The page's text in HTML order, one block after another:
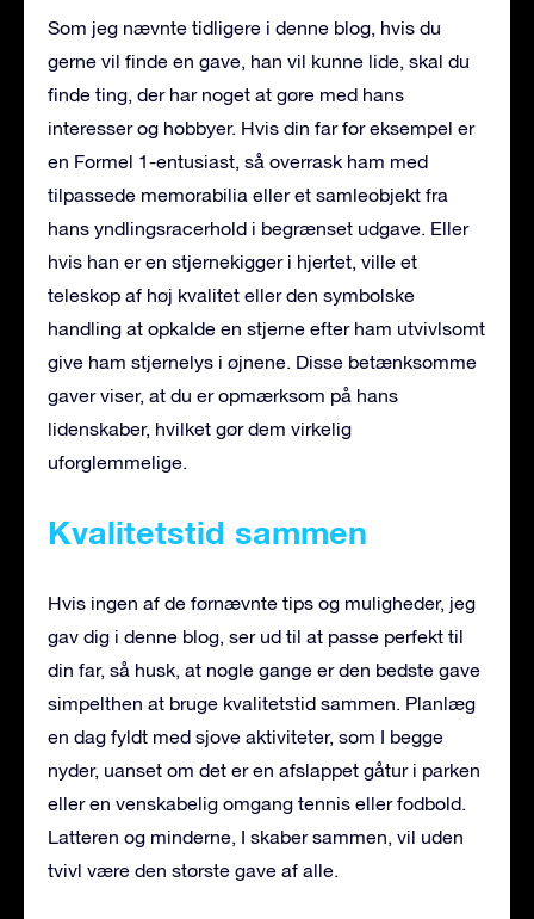
Som jeg nævnte tidligere i denne blog, hvis du
gerne vil finde en gave, han vil kunne lide, skal du
finde ting, der har noget at gøre med hans
interesser og hobbyer. Hvis din far for eksempel er
en Formel 1-entusiast, så overrask ham med
tilpassede memorabilia eller et samleobjekt fra
hans yndlingsracerhold i begrænset udgave. Eller
hvis han er en stjernekigger i hjertet, ville et
teleskop af høj kvalitet eller den symbolske
handling at opkalde en stjerne efter ham utvivlsomt
give ham stjernelys i øjnene. Disse betænksomme
gaver viser, at du er opmærksom på hans
lidenskaber, hvilket gør dem virkelig
uforglemmelige.
Kvalitetstid sammen
Hvis ingen af de førnævnte tips og muligheder, jeg
gav dig i denne blog, ser ud til at passe perfekt til
din far, så husk, at nogle gange er den bedste gave
simpelthen at bruge kvalitetstid sammen. Planlæg
en dag fyldt med sjove aktiviteter, som I begge
nyder, uanset om det er en afslappet gåtur i parken
eller en venskabelig omgang tennis eller fodbold.
Latteren og minderne, I skaber sammen, vil uden
tvivl være den største gave af alle.